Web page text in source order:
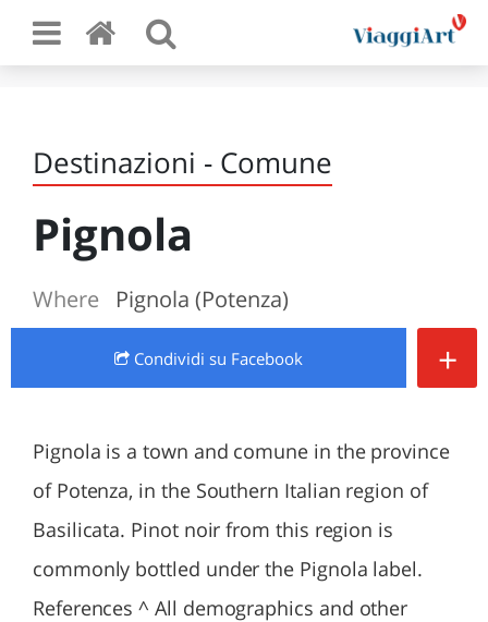
Destinazioni - Comune
Pignola
Where Pignola (Potenza)
Condividi su Facebook +
Pignola is a town and comune in the province
of Potenza, in the Southern Italian region of
Basilicata. Pinot noir from this region is
commonly bottled under the Pignola label.
References ^ All demographics and other